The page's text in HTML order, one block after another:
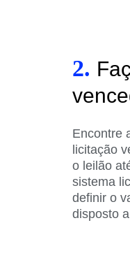
2.
Encontre
licitação
o leilão
sistema
definir o
disposto